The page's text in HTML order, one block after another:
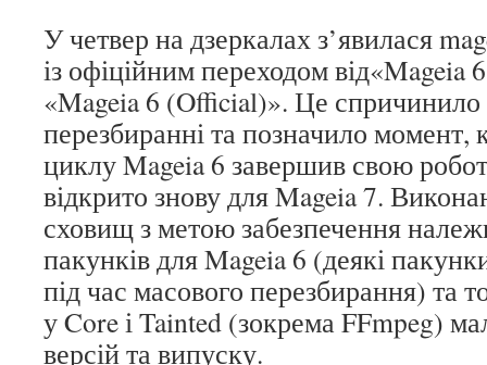
У четвер на дзеркалах з’явилася
із офіційним переходом від«Mageia
«Mageia 6 (Official)». Це спричинило
перезбиранні та позначило момент,
циклу Mageia 6 завершив свою
відкрито знову для Mageia 7.
сховищ з метою забезпечення
пакунків для Mageia 6 (деякі
під час масового перезбирання) та
у Core і Tainted (зокрема FFmpeg)
версій та випуску.